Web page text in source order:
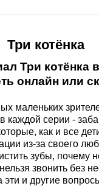
Три котёнка
Три котёнка
онлайн или
маленьких
каждой серии -
как и все
из-за своего
зубы, почему
звонить без
эти и другие